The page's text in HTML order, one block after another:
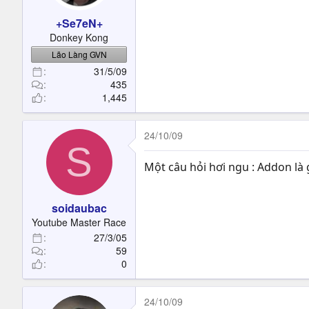
+Se7eN+
Donkey Kong
Lão Làng GVN
31/5/09
435
1,445
S
soidaubac
Youtube Master Race
27/3/05
59
0
24/10/09
Một câu hỏi hơi ngu : Addon là
24/10/09